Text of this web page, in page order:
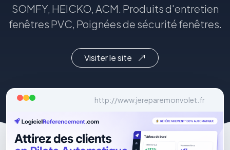
SOMFY, HEICKO, ACM. Produits d'entretien
fenêtres PVC, Poignées de sécurité fenêtres.
Visiter le site
http://www.jereparemonvolet.fr